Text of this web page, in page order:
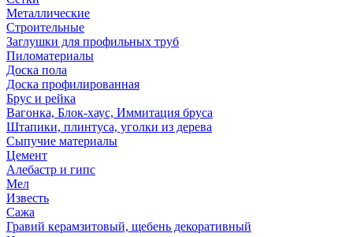
Металлические
Строительные
Заглушки для профильных труб
Пиломатериалы
Доска пола
Доска профилированная
Брус и рейка
Вагонка, Блок-хаус, Иммитация бруса
Штапики, плинтуса, уголки из дерева
Сыпучие материалы
Цемент
Алебастр и гипс
Мел
Известь
Сажа
Гравий керамзитовый, щебень декоративный